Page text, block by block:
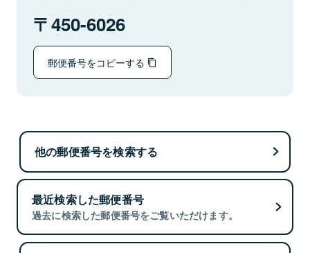
450-6026
郵便番号をコピーする
他の郵便番号を検索する
最近検索した郵便番号
過去に検索した郵便番号をご覧いただけます。